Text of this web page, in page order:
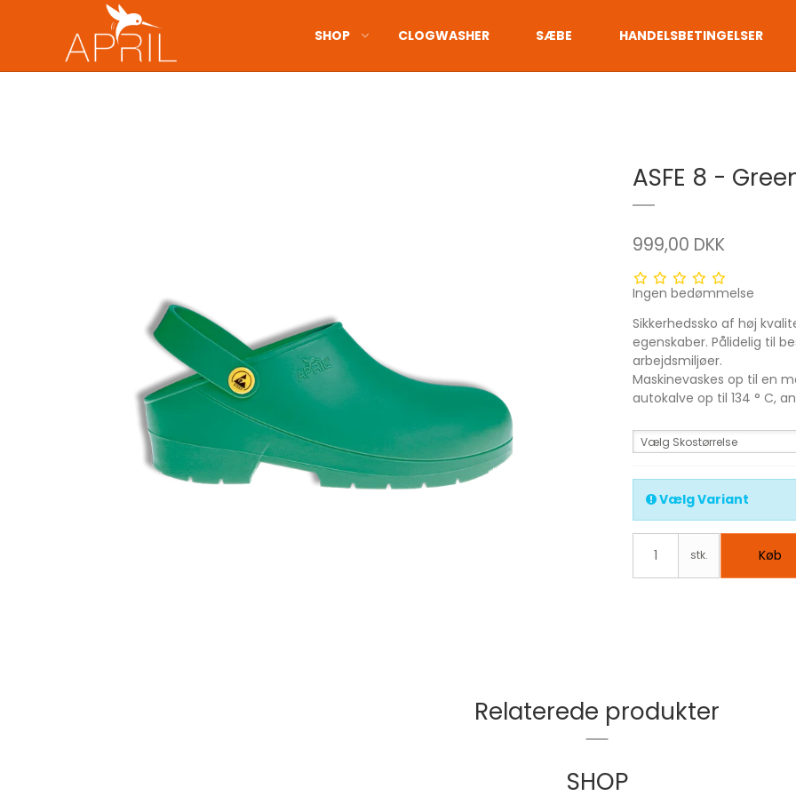
SHOP CLOGWASHER SÆBE HANDELSBETINGELSER
ASFE 8 -
999,00 DKK
1 stjerne
2 stjerner
3 stjerner
4 stjerner
Ingen bedømmelse
Sikkerhedssko af høj
egenskaber. Pålidelig til
arbejdsmiljøer.
Maskinevaskes op til en
autokalve op til 134 ° C,
Vælg Skostørrelse
Vælg Variant
stk. Køb
Relaterede produkter
SHOP